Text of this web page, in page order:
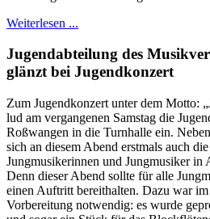
Weiterlesen ...
Jugendabteilung des
glänzt bei Jugendkonzert
Zum Jugendkonzert unter dem Motto:
lud am vergangenen Samstag die
Roßwangen in die Turnhalle ein.
sich an diesem Abend erstmals auch
Jungmusikerinnen und Jungmusiker in
Denn dieser Abend sollte für alle
einen Auftritt bereithalten. Dazu war
Vorbereitung notwendig: es wurde